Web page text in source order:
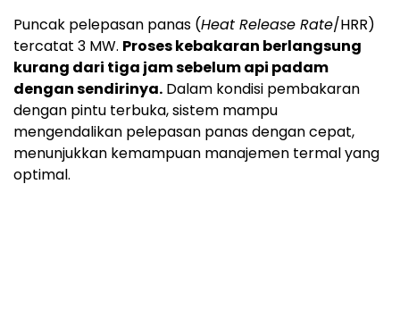
Puncak pelepasan panas (Heat Release Rate/HRR)
tercatat 3 MW. Proses kebakaran berlangsung
kurang dari tiga jam sebelum api padam
dengan sendirinya. Dalam kondisi pembakaran
dengan pintu terbuka, sistem mampu
mengendalikan pelepasan panas dengan cepat,
menunjukkan kemampuan manajemen termal yang
optimal.